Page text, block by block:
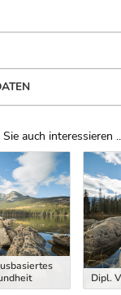
auch interessieren
Dipl.